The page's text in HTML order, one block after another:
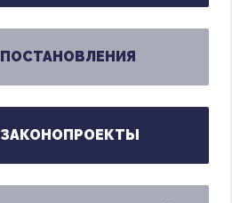
ПОСТАНОВЛЕНИЯ
ЗАКОНОПРОЕКТЫ